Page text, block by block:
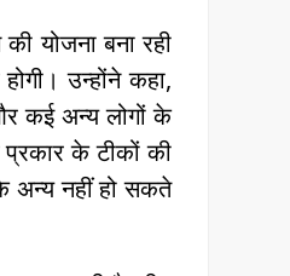
योजना बना रही
उन्होंने कहा,
कई अन्य लोगों के
प्रकार के टीकों की
अन्य नहीं हो सकते